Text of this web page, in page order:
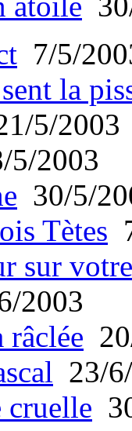
7/5/
la
5/2003
5/2003
30/5/
Tètes
sur
2003
râclée
23/
cruelle